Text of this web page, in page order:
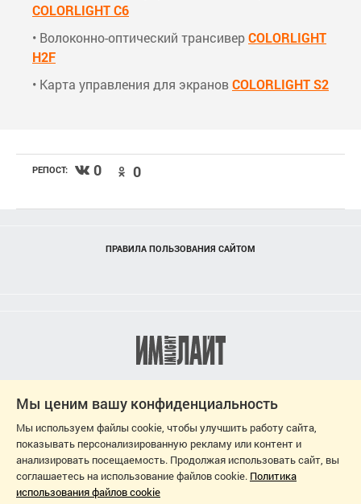
COLORLIGHT С6
• Волоконно-оптический трансиверCOLORLIGHT
H2F
• Карта управления для экрановCOLORLIGHT S2
РЕПОСТ: 0 0
ПРАВИЛА ПОЛЬЗОВАНИЯ САЙТОМ
Мы ценим вашу конфиденциальность
Мы используем файлы cookie, чтобы улучшить работу сайта,
показывать персонализированную рекламу или контент и
анализировать посещаемость. Продолжая использовать сайт, вы
соглашаетесь на использование файлов cookie. Политика
использования файлов cookie